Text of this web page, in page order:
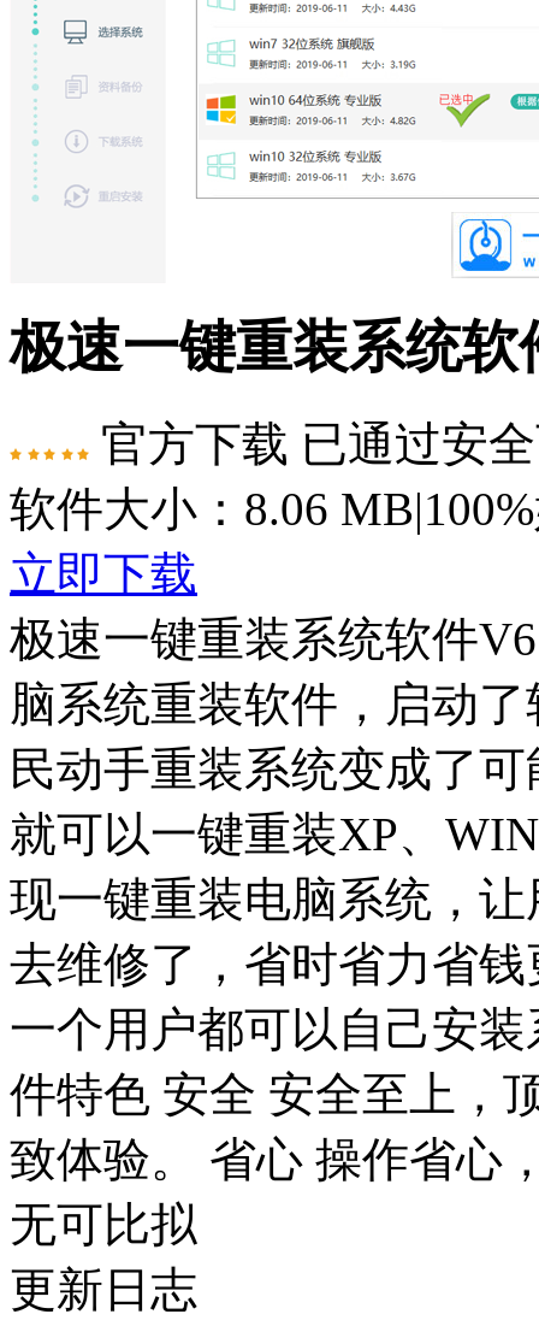
极速一键重装系统软
官方下载 已通过安
软件大小：8.06 MB|
立即下载
极速一键重装系统软件
脑系统重装软件，启动
民动手重装系统变成了
就可以一键重装XP、
现一键重装电脑系统，
去维修了，省时省力省
一个用户都可以自己安
件特色 安全 安全至上，
致体验。 省心 操作省心
无可比拟
更新日志